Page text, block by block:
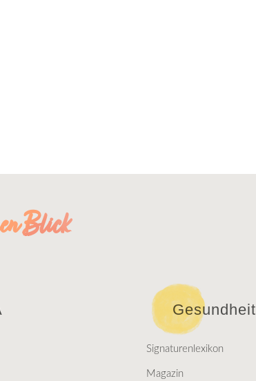
Blick
Gesundheit
Signaturenlexikon
Magazin